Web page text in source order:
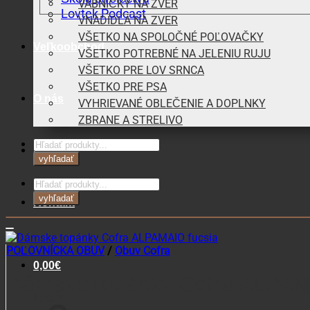
Lovtek Podcast
Veľkoobchod
O nás
Blog
Kontakt
0,00€
VÁBNIČKY NA ZVER
VNADIDLÁ NA ZVER
VŠETKO NA SPOLOČNÉ POĽOVAČKY
VŠETKO POTREBNÉ NA JELENIU RUJU
VŠETKO PRE LOV SRNCA
VŠETKO PRE PSA
VYHRIEVANÉ OBLEČENIE A DOPLNKY
ZBRANE A STRELIVO
Products
search
vyhľadať
Products
search
vyhľadať
POĽOVNÍCKA OBUV / Obuv Cofra